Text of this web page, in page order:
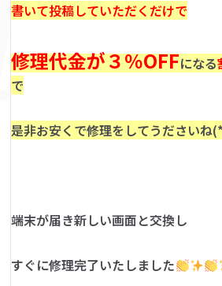
書いて投稿していただくだけで
修理代金が３％OFFになる
で
是非お安くで修理をしてうださいね
端末が届き新しい画面と交換し
すぐに修理完了いたしました